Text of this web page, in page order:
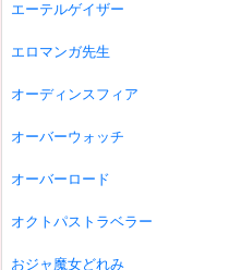
エーテルゲイザー
エロマンガ先生
オーディンスフィア
オーバーウォッチ
オーバーロード
オクトパストラベラー
おジャ魔女どれみ